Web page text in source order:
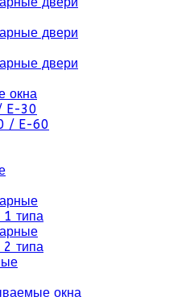
двери
двери
окна
E-30
/ E-60
1 типа
2 типа
окна